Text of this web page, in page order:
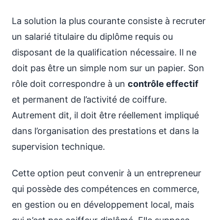
La solution la plus courante consiste à recruter
un salarié titulaire du diplôme requis ou
disposant de la qualification nécessaire. Il ne
doit pas être un simple nom sur un papier. Son
rôle doit correspondre à un contrôle effectif
et permanent de l’activité de coiffure.
Autrement dit, il doit être réellement impliqué
dans l’organisation des prestations et dans la
supervision technique.
Cette option peut convenir à un entrepreneur
qui possède des compétences en commerce,
en gestion ou en développement local, mais